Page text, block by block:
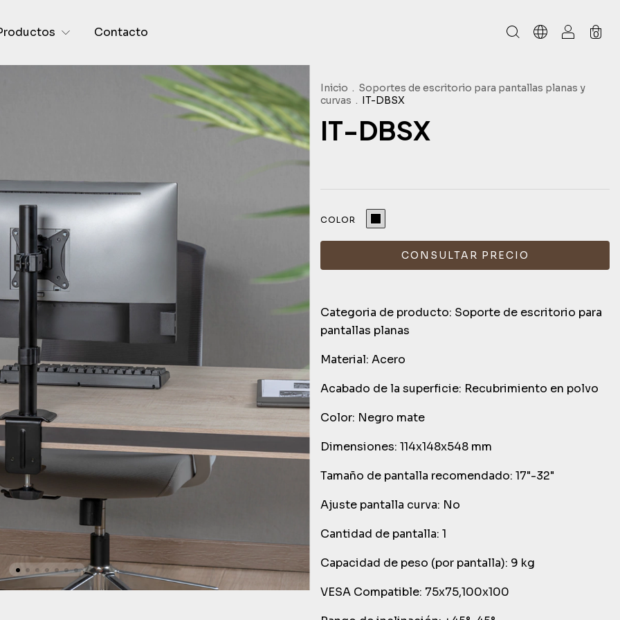
Contacto 0
Inicio . Soportes de escritorio para pantallas planas y
curvas . IT-DBSX
IT-DBSX
COLOR
Categoria de producto: Soporte de escritorio para
pantallas planas
Material: Acero
Acabado de la superficie: Recubrimiento en polvo
Color: Negro mate
Dimensiones: 114x148x548 mm
Tamaño de pantalla recomendado: 17"-32"
Ajuste pantalla curva: No
Cantidad de pantalla: 1
Capacidad de peso (por pantalla): 9 kg
VESA Compatible: 75x75,100x100